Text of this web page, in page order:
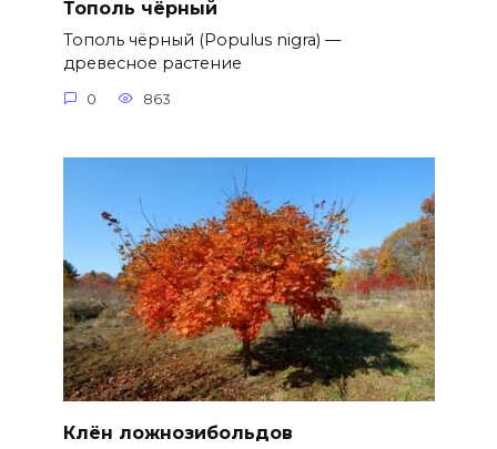
Тополь чёрный
Тополь чёрный (Populus nigra) —
древесное растение
0 863
Клён ложнозибольдов